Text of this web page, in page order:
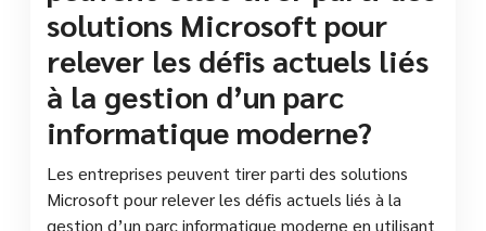
solutions Microsoft pour
relever les défis actuels liés
à la gestion d’un parc
informatique moderne?
Les entreprises peuvent tirer parti des solutions
Microsoft pour relever les défis actuels liés à la
gestion d’un parc informatique moderne en utilisant